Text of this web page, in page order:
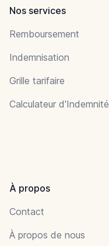
Nos services
Remboursement
Indemnisation
Grille tarifaire
Calculateur d'Indemnité
À propos
Contact
À propos de nous